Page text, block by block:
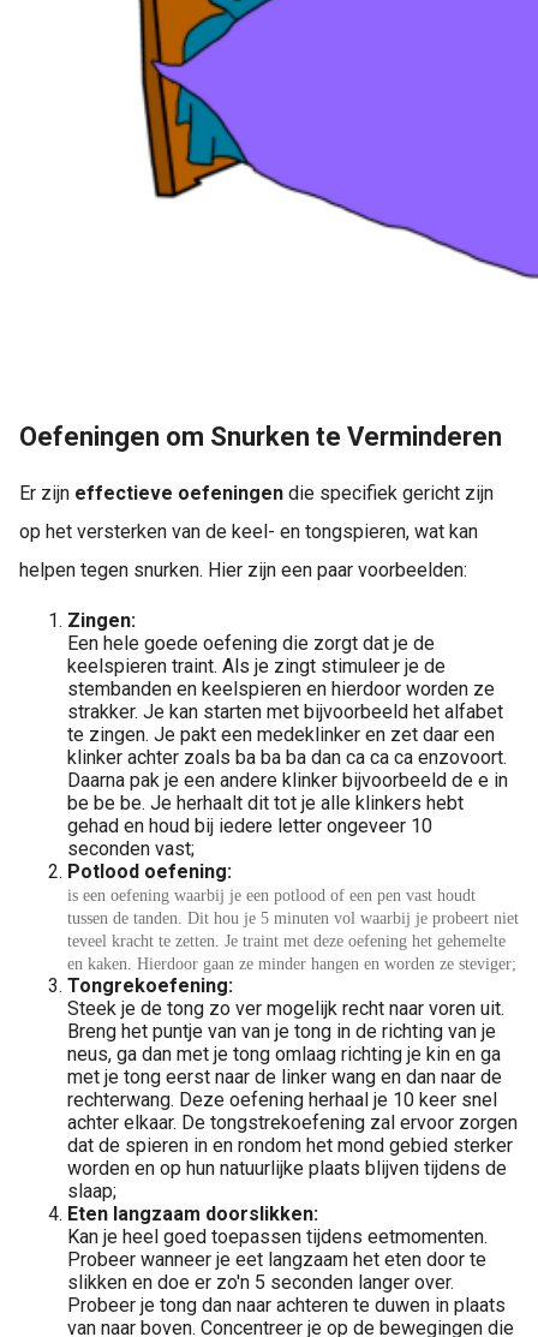
Oefeningen om Snurken te Verminderen
Er zijn effectieve oefeningen die specifiek gericht zijn
op het versterken van de keel- en tongspieren, wat kan
helpen tegen snurken. Hier zijn een paar voorbeelden:
Zingen:
Een hele goede oefening die zorgt dat je de
keelspieren traint. Als je zingt stimuleer je de
stembanden en keelspieren en hierdoor worden ze
strakker. Je kan starten met bijvoorbeeld het alfabet
te zingen. Je pakt een medeklinker en zet daar een
klinker achter zoals ba ba ba dan ca ca ca enzovoort.
Daarna pak je een andere klinker bijvoorbeeld de e in
be be be. Je herhaalt dit tot je alle klinkers hebt
gehad en houd bij iedere letter ongeveer 10
seconden vast;
Potlood oefening:
is een oefening waarbij je een potlood of een pen vast houdt
tussen de tanden. Dit hou je 5 minuten vol waarbij je probeert niet
teveel kracht te zetten. Je traint met deze oefening het gehemelte
en kaken. Hierdoor gaan ze minder hangen en worden ze steviger;
Tongrekoefening:
Steek je de tong zo ver mogelijk recht naar voren uit.
Breng het puntje van van je tong in de richting van je
neus, ga dan met je tong omlaag richting je kin en ga
met je tong eerst naar de linker wang en dan naar de
rechterwang. Deze oefening herhaal je 10 keer snel
achter elkaar. De tongstrekoefening zal ervoor zorgen
dat de spieren in en rondom het mond gebied sterker
worden en op hun natuurlijke plaats blijven tijdens de
slaap;
Eten langzaam doorslikken:
Kan je heel goed toepassen tijdens eetmomenten.
Probeer wanneer je eet langzaam het eten door te
slikken en doe er zo'n 5 seconden langer over.
Probeer je tong dan naar achteren te duwen in plaats
van naar boven. Concentreer je op de bewegingen die